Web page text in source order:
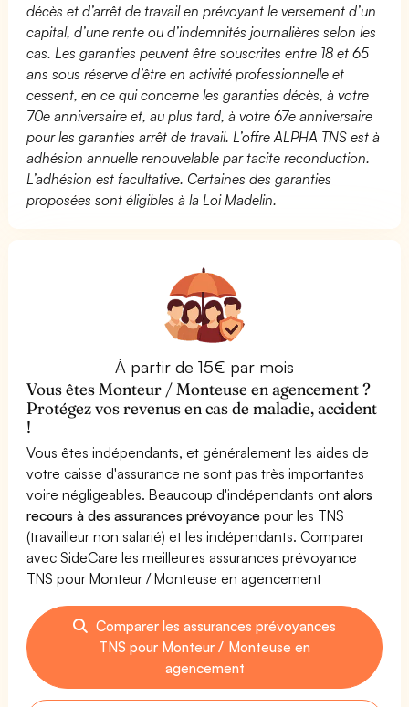
décès et d’arrêt de travail en prévoyant le versement d’un
capital, d’une rente ou d’indemnités journalières selon les
cas. Les garanties peuvent être souscrites entre 18 et 65
ans sous réserve d’être en activité professionnelle et
cessent, en ce qui concerne les garanties décès, à votre
70e anniversaire et, au plus tard, à votre 67e anniversaire
pour les garanties arrêt de travail. L’offre ALPHA TNS est à
adhésion annuelle renouvelable par tacite reconduction.
L’adhésion est facultative. Certaines des garanties
proposées sont éligibles à la Loi Madelin.
À partir de 15€ par mois
Vous êtes Monteur / Monteuse en agencement ?
Protégez vos revenus en cas de maladie, accident
!
Vous êtes indépendants, et généralement les aides de
votre caisse d'assurance ne sont pas très importantes
voire négligeables. Beaucoup d'indépendants ontalors
recours à des assurances prévoyance pour les TNS
(travailleur non salarié) et les indépendants. Comparer
avec SideCare les meilleures assurances prévoyance
TNS pour Monteur / Monteuse en agencement
Comparer les assurances prévoyances
TNS pour Monteur / Monteuse en
agencement